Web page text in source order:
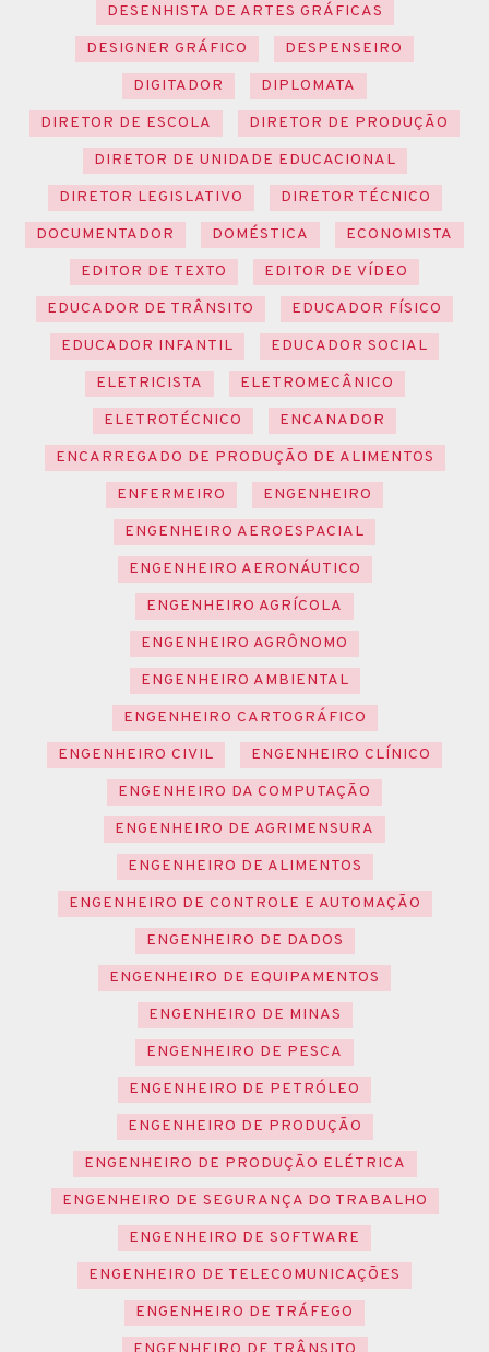
DESENHISTA DE ARTES GRÁFICAS
DESIGNER GRÁFICO
DESPENSEIRO
DIGITADOR
DIPLOMATA
DIRETOR DE ESCOLA
DIRETOR DE PRODUÇÃO
DIRETOR DE UNIDADE EDUCACIONAL
DIRETOR LEGISLATIVO
DIRETOR TÉCNICO
DOCUMENTADOR
DOMÉSTICA
ECONOMISTA
EDITOR DE TEXTO
EDITOR DE VÍDEO
EDUCADOR DE TRÂNSITO
EDUCADOR FÍSICO
EDUCADOR INFANTIL
EDUCADOR SOCIAL
ELETRICISTA
ELETROMECÂNICO
ELETROTÉCNICO
ENCANADOR
ENCARREGADO DE PRODUÇÃO DE ALIMENTOS
ENFERMEIRO
ENGENHEIRO
ENGENHEIRO AEROESPACIAL
ENGENHEIRO AERONÁUTICO
ENGENHEIRO AGRÍCOLA
ENGENHEIRO AGRÔNOMO
ENGENHEIRO AMBIENTAL
ENGENHEIRO CARTOGRÁFICO
ENGENHEIRO CIVIL
ENGENHEIRO CLÍNICO
ENGENHEIRO DA COMPUTAÇÃO
ENGENHEIRO DE AGRIMENSURA
ENGENHEIRO DE ALIMENTOS
ENGENHEIRO DE CONTROLE E AUTOMAÇÃO
ENGENHEIRO DE DADOS
ENGENHEIRO DE EQUIPAMENTOS
ENGENHEIRO DE MINAS
ENGENHEIRO DE PESCA
ENGENHEIRO DE PETRÓLEO
ENGENHEIRO DE PRODUÇÃO
ENGENHEIRO DE PRODUÇÃO ELÉTRICA
ENGENHEIRO DE SEGURANÇA DO TRABALHO
ENGENHEIRO DE SOFTWARE
ENGENHEIRO DE TELECOMUNICAÇÕES
ENGENHEIRO DE TRÁFEGO